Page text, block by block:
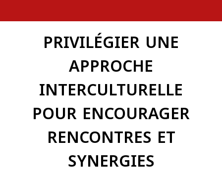
PRIVILÉGIER UNE
APPROCHE
INTERCULTURELLE
POUR ENCOURAGER
RENCONTRES ET
SYNERGIES